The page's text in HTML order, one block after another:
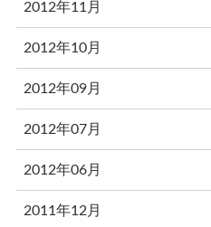
2012年11月
2012年10月
2012年09月
2012年07月
2012年06月
2011年12月